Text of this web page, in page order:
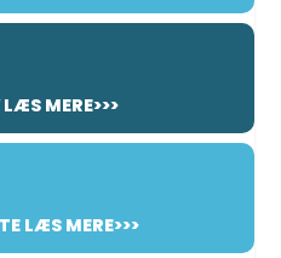
MERE>>>
LÆS MERE>>>